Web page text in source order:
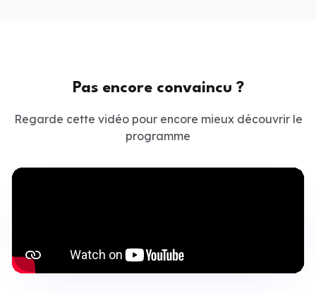
Pas encore convaincu ?
Regarde cette vidéo pour encore mieux découvrir le
programme